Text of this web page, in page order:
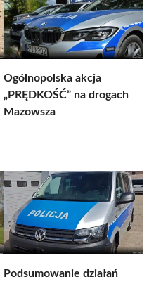
Ogólnopolska akcja
„PRĘDKOŚĆ” na drogach
Mazowsza
Podsumowanie działań